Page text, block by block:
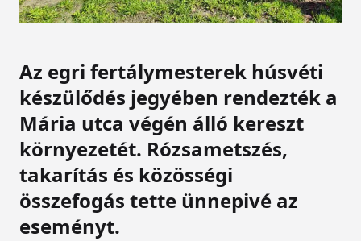
Az egri fertálymesterek húsvéti
készülődés jegyében rendezték a
Mária utca végén álló kereszt
környezetét. Rózsametszés,
takarítás és közösségi
összefogás tette ünnepivé az
eseményt.